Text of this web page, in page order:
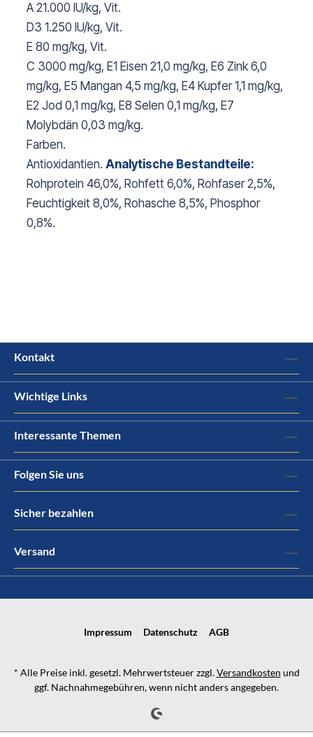
A 21.000 IU/kg, Vit.
D3 1.250 IU/kg, Vit.
E 80 mg/kg, Vit.
C 3000 mg/kg, E1 Eisen 21,0 mg/kg, E6 Zink 6,0
mg/kg, E5 Mangan 4,5 mg/kg, E4 Kupfer 1,1 mg/kg,
E2 Jod 0,1 mg/kg, E8 Selen 0,1 mg/kg, E7
Molybdän 0,03 mg/kg.
Farben.
Antioxidantien. Analytische Bestandteile:
Rohprotein 46,0%, Rohfett 6,0%, Rohfaser 2,5%,
Feuchtigkeit 8,0%, Rohasche 8,5%, Phosphor
0,8%.
Kontakt
Wichtige Links
Interessante Themen
Folgen Sie uns
Sicher bezahlen
Versand
Impressum Datenschutz AGB
* Alle Preise inkl. gesetzl. Mehrwertsteuer zzgl.Versandkosten und
ggf. Nachnahmegebühren, wenn nicht anders angegeben.